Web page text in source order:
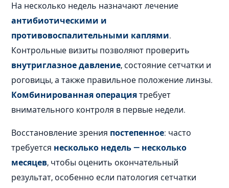
На несколько недель назначают лечение
антибиотическими и
противовоспалительными каплями.
Контрольные визиты позволяют проверить
внутриглазное давление, состояние сетчатки и
роговицы, а также правильное положение линзы.
Комбинированная операция требует
внимательного контроля в первые недели.
Восстановление зрения постепенное: часто
требуется несколько недель — несколько
месяцев, чтобы оценить окончательный
результат, особенно если патология сетчатки